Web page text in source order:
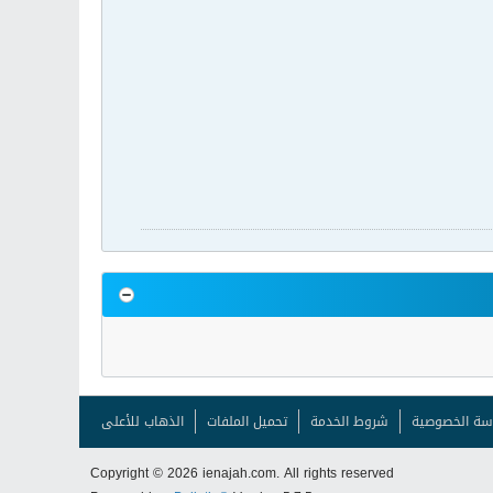
الخصوصية شروط الخدمة تحميل الملفات الذهاب للأعلى
Copyright © 2026 ienajah.com. All rights reserved